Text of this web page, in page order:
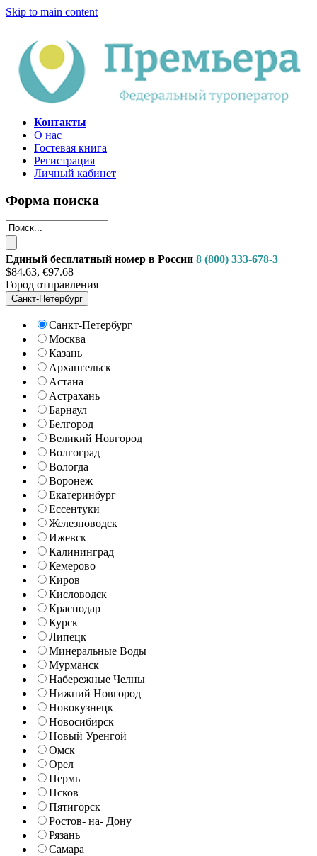
Skip to main content
Контакты
О нас
Гостевая книга
Регистрация
Личный кабинет
Форма поиска
Единый бесплатный номер в России 8 (800) 333-678-3
$84.63, €97.68
Город отправления
Санкт-Петербург
Санкт-Петербург
Москва
Казань
Архангельск
Астана
Астрахань
Барнаул
Белгород
Великий Новгород
Волгоград
Вологда
Воронеж
Екатеринбург
Ессентуки
Железноводск
Ижевск
Калининград
Кемерово
Киров
Кисловодск
Краснодар
Курск
Липецк
Минеральные Воды
Мурманск
Набережные Челны
Нижний Новгород
Новокузнецк
Новосибирск
Новый Уренгой
Омск
Орел
Пермь
Псков
Пятигорск
Ростов- на- Дону
Рязань
Самара